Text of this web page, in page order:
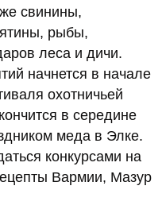
свинины,
рыбы,
леса и дичи.
начнется в начале
охотничьей
в середине
меда в Элке.
конкурсами на
Вармии, Мазур